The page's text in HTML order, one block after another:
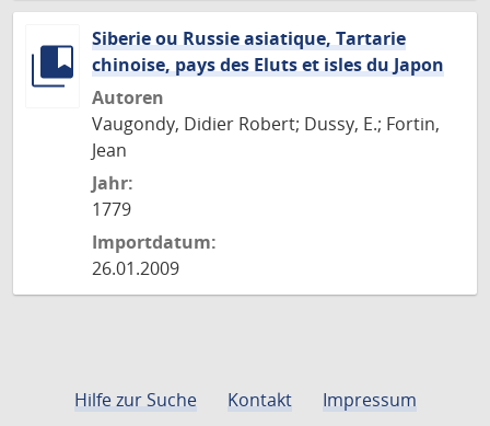
Siberie ou Russie asiatique, Tartarie
chinoise, pays des Eluts et isles du Japon
Autoren
Vaugondy, Didier Robert; Dussy, E.; Fortin,
Jean
Jahr:
1779
Importdatum:
26.01.2009
Hilfe zur Suche Kontakt
Impressum